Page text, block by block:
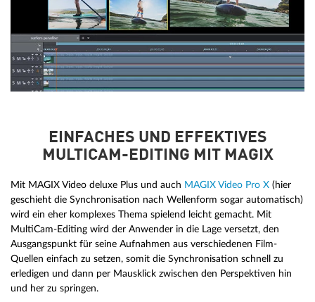
EINFACHES UND EFFEKTIVES
MULTICAM-EDITING MIT MAGIX
Mit MAGIX Video deluxe Plus und auch MAGIX Video Pro X (hier
geschieht die Synchronisation nach Wellenform sogar automatisch)
wird ein eher komplexes Thema spielend leicht gemacht. Mit
MultiCam-Editing wird der Anwender in die Lage versetzt, den
Ausgangspunkt für seine Aufnahmen aus verschiedenen Film-
Quellen einfach zu setzen, somit die Synchronisation schnell zu
erledigen und dann per Mausklick zwischen den Perspektiven hin
und her zu springen.